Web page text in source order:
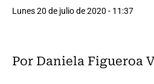
Lunes 20 de julio de 2020 - 11:37
Por Daniela Figueroa